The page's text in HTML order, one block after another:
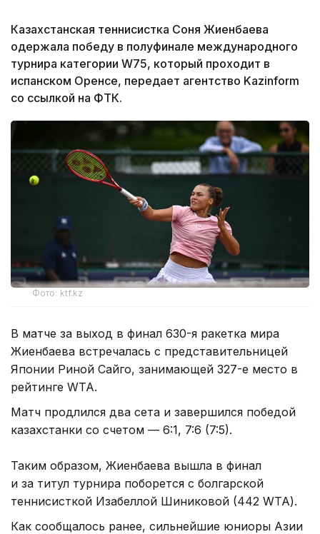
Казахстанская теннисистка Соня Жиенбаева
одержала победу в полуфинале международного
турнира категории W75, который проходит в
испанском Оренсе, передает агентство Kazinform
со ссылкой на ФТК.
Фото: ktf.kz
В матче за выход в финал 630-я ракетка мира
Жиенбаева встречалась с представительницей
Японии Риной Сайго, занимающей 327-е место в
рейтинге WTA.
Матч продлился два сета и завершился победой
казахстанки со счетом — 6:1, 7:6 (7:5).
Таким образом, Жиенбаева вышла в финал
и за титул турнира поборется с болгарской
теннисисткой Изабеллой Шиниковой (442 WTA).
Как сообщалось ранее, сильнейшие юниоры Азии